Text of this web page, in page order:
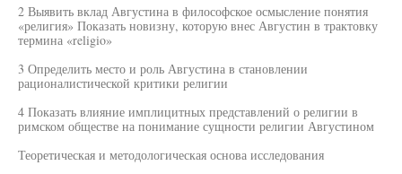
2 Выявить вклад Августина в философское осмысление понятия
«религия» Показать новизну, которую внес Августин в трактовку
термина «religio»
3 Определить место и роль Августина в становлении
рационалистической критики религии
4 Показать влияние имплицитных представлений о религии в
римском обществе на понимание сущности религии Августином
Теоретическая и методологическая основа исследования